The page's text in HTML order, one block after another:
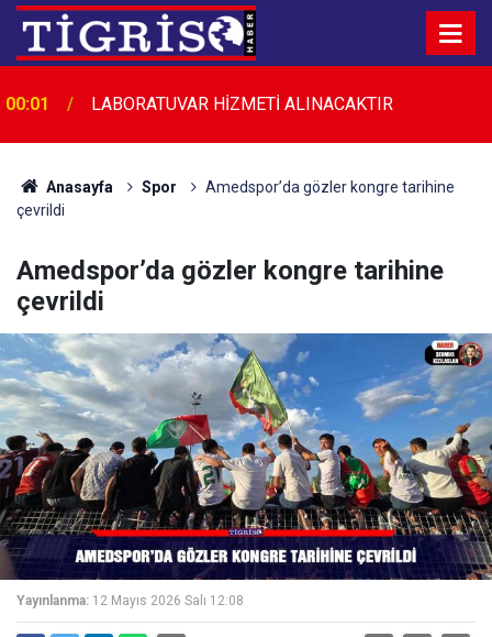
00:01 LABORATUVAR HİZMETİ ALINACAKTIR
Anasayfa Spor
Amedspor’da gözler kongre tarihine
çevrildi
Amedspor’da gözler kongre tarihine
çevrildi
Yayınlanma: 12 Mayıs 2026 Salı 12:08